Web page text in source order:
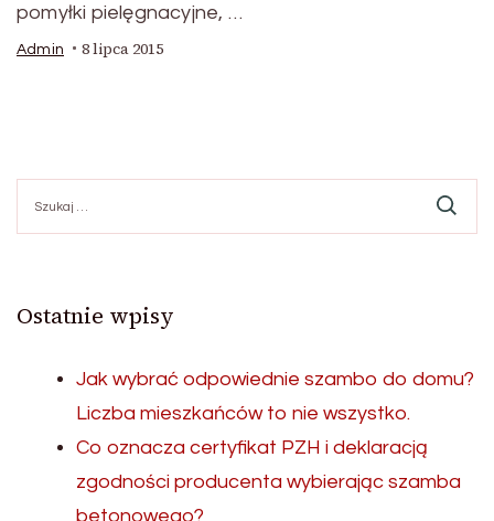
pomyłki pielęgnacyjne, …
Admin 8 lipca 2015
Ostatnie wpisy
Jak wybrać odpowiednie szambo do domu?
Liczba mieszkańców to nie wszystko.
Co oznacza certyfikat PZH i deklaracją
zgodności producenta wybierając szamba
betonowego?